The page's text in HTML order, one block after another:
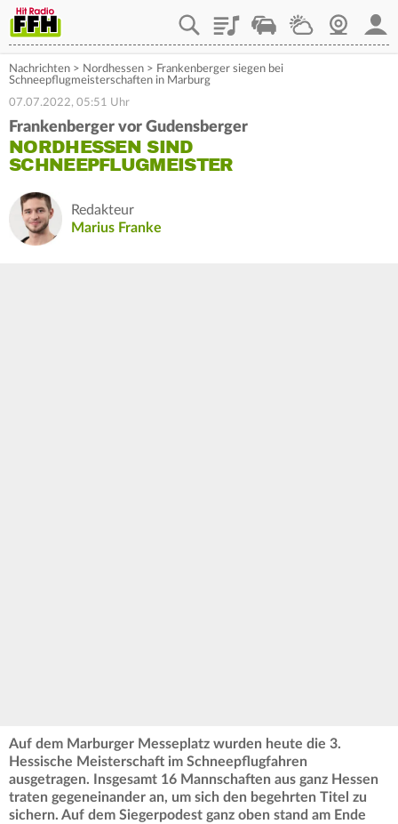
PlaylistStaupilotWetterWebcam
Nachrichten > Nordhessen > Frankenberger siegen bei
Schneepflugmeisterschaften in Marburg
07.07.2022, 05:51 Uhr
Frankenberger vor Gudensberger
NORDHESSEN SIND
SCHNEEPFLUGMEISTER
Redakteur
Marius Franke
Auf dem Marburger Messeplatz wurden heute die 3.
Hessische Meisterschaft im Schneepflugfahren
ausgetragen. Insgesamt 16 Mannschaften aus ganz Hessen
traten gegeneinander an, um sich den begehrten Titel zu
sichern. Auf dem Siegerpodest ganz oben stand am Ende